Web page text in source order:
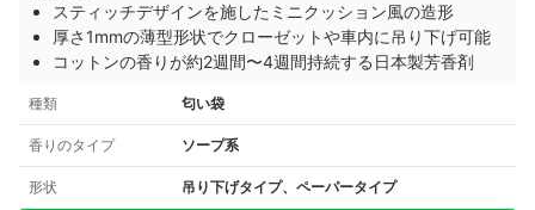
スティッチデザインを施したミニクッション風の造形
厚さ1mmの薄型形状でクローゼットや車内に吊り下げ可能
コットンの香りが約2週間〜4週間持続する日本製芳香剤
種類 匂い袋
香りのタイプ ソープ系
形状 吊り下げタイプ、ペーパータイプ